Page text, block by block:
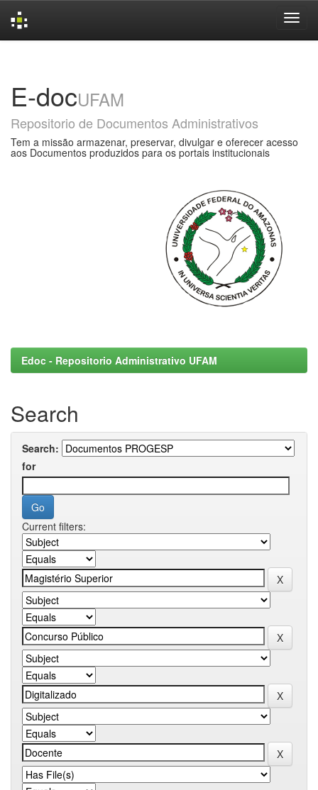
E-docUFAM
Repositorio de Documentos Administrativos
Tem a missão armazenar, preservar, divulgar e oferecer acesso
aos Documentos produzidos para os portais institucionais
Edoc - Repositorio Administrativo UFAM
Search
Search:
for
Current filters: